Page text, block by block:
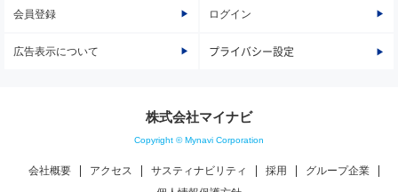
会員登録 ログイン
広告表示について プライバシー設定
株式会社マイナビ
Copyright © Mynavi Corporation
会社概要 アクセス サスティナビリティ 採用
グループ企業